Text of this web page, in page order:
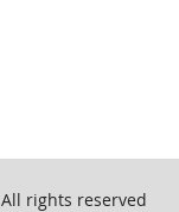
All rights reserved